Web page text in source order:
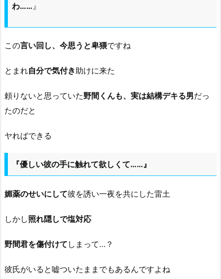
わ…… 』
この言い回し、今思うと卑猥ですね
とまれ自分で気付き助けに来た
頼りないと思っていた野間くんも、実は結構デキる男だっ
たのだと
ヤればできる
『優しい彼の手に触れて欲しくて……』
媚薬のせいにして彼を誘い一夜を共にした雷土
しかし照れ隠しで塩対応
野間君を傷付けて しまって…？
彼氏がいると嘘ついたままでもあるんですよね